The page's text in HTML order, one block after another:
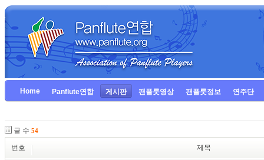
Home Panflute연합 게시판 팬플룻영상 팬플룻정보 연주단
글 수 54
번호 제목